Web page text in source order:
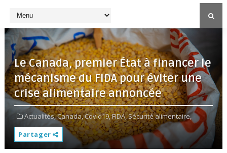
Le Canada, premier État à financer le
mécanisme du FIDA pour éviter une
crise alimentaire annoncée
Actualités,Canada,Covid19,FIDA,Sécurité alimentaire,
Partager